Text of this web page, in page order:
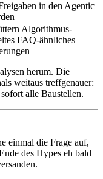
in den Agentic
Algorithmus-
FAQ-ähnliches
herum. Die
weitaus treffgenauer:
alle Baustellen.
einmal die Frage auf,
des Hypes eh bald